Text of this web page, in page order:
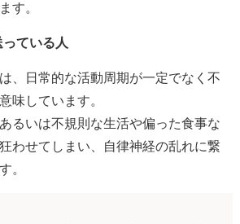
す。
ている人
、日常的な活動周期が一定でなく不
味しています。
るいは不規則な生活や偏った食事な
わせてしまい、自律神経の乱れに繋
。